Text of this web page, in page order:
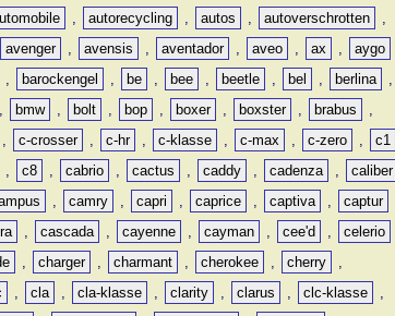
, autorecycling , autos , autoverschrotten
,
avenger , avensis , aventador , aveo , ax , aygo
, barockengel , be , bee , beetle , bel , berlina
,
, bmw , bolt , bop , boxer , boxster , brabus
,
, c-crosser , c-hr , c-klasse , c-max , c-zero ,
c1
, c8 , cabrio , cactus , caddy , cadenza ,
caliber
, camry , capri , caprice , captiva , captur
, cascada , cayenne , cayman , cee'd , celerio
, charger , charmant , cherokee , cherry
,
, cla , cla-klasse , clarity , clarus , clc-klasse
,